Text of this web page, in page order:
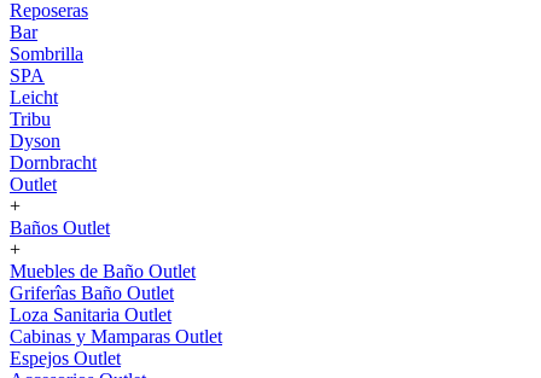
Reposeras
Bar
Sombrilla
SPA
Leicht
Tribu
Dyson
Dornbracht
Outlet
+
Baños Outlet
+
Muebles de Baño Outlet
Griferîas Baño Outlet
Loza Sanitaria Outlet
Cabinas y Mamparas Outlet
Espejos Outlet